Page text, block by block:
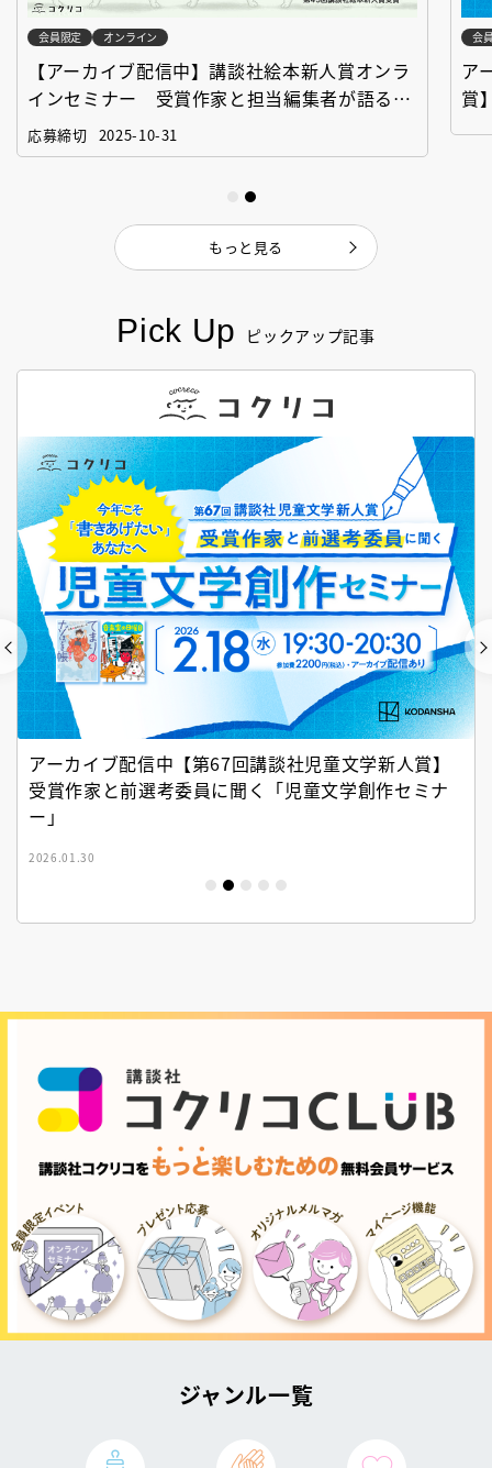
Pick Up ピックアップ記事
アーカイブ配信中【第67回講談社児童文学新人賞】
受賞作家と前選考委員に聞く「児童文学創作セミナ
ー」
2026.01.30
会員限定 オンライン
【アーカイブ配信中】講談社絵本新人賞オンラ
インセミナー 受賞作家と担当編集者が語る
「絵本創作実践講座」
応募締切 2025-10-31
会
ア
賞
もっと見る
ジャンル一覧